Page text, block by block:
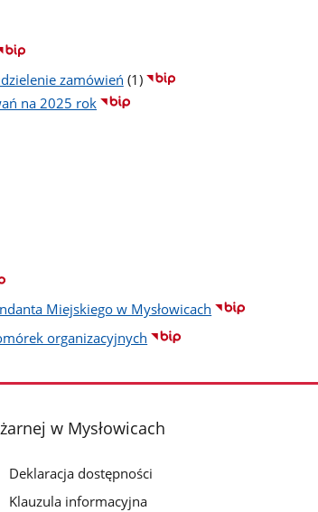
zamówień liczba
podstron
(1)
na 2025 rok
Miejskiego w Mysłowicach
organizacyjnych
w Mysłowicach
Deklaracja dostępności
Klauzula informacyjna